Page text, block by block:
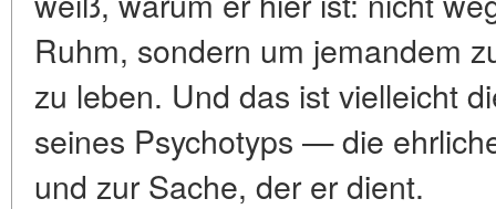
Ruhm, sondern um jemandem
zu leben. Und das ist vielleicht
seines Psychotyps — die
und zur Sache, der er dient.